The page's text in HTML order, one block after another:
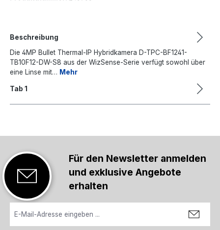
Beschreibung
Die 4MP Bullet Thermal-IP Hybridkamera D-TPC-BF1241-
TB10F12-DW-S8 aus der WizSense-Serie verfügt sowohl über
eine Linse mit… Mehr
Tab 1
Für den Newsletter anmelden
und exklusive Angebote
erhalten